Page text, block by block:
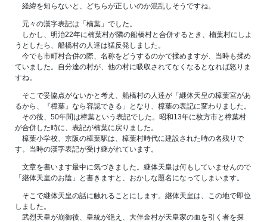
経緯を知らないと、どちらが正しいのか混乱しそうですね。
元々の漢字表記は「楠葉」でした。
しかし、明治22年に楠葉村が隣の船橋村と合併するとき、楠葉村にしよ
うとしたら、船橋村の人達は猛反発しました。
今でも市町村合併の際、名称をどうするのかで揉めますが、当時も揉め
ていました。自分達の村が、他の村に吸収されてなくなるとなれば怒りま
すね。
そこで妥協点がないかと考え、船橋村の人達が「継体天皇の樟葉宮があ
るから、『樟葉』なら容認できる」となり、樟葉の表記に変わりました。
その後、50年間は樟葉という表記でした。昭和13年に枚方市と樟葉村
が合併した時に、表記が楠葉に戻りました。
樟葉小学校、京阪の樟葉駅は、樟葉村時代に建設された時の名残りで
す。当時の漢字表記が受け継がれています。
文章を書います最中に気づきました。継体天皇は何もしていませんので
「継体天皇のお陰」と書きますと、おかしな題名になってしまいます。
そこで継体天皇の話に触れることにします。継体天皇は、この地で即位
しました。
武烈天皇が崩御後、皇統が絶え、大伴金村が天皇家の血を引く者を探